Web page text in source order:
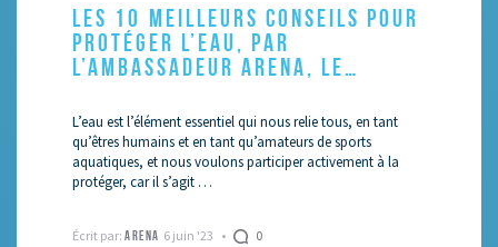
LES 10 MEILLEURS CONSEILS POUR
PROTÉGER L’EAU, PAR
L’AMBASSADEUR ARENA, LE
L’eau est l’élément essentiel qui nous relie tous, en tant
qu’êtres humains et en tant qu’amateurs de sports
aquatiques, et nous voulons participer activement à la
protéger, car il s’agit …
Écrit par: ARENA 6 juin '23 0